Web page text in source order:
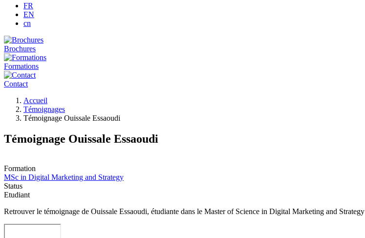
FR
EN
cn
Brochures
Formations
Contact
d'Ariane
Accueil
Témoignages
Témoignage Ouissale Essaoudi
Témoignage Ouissale Essaoudi
Formation
MSc in Digital Marketing and Strategy
Status
Etudiant
Retrouver le témoignage de Ouissale Essaoudi, étudiante dans le Master of Science in Digital Marketing and Strategy